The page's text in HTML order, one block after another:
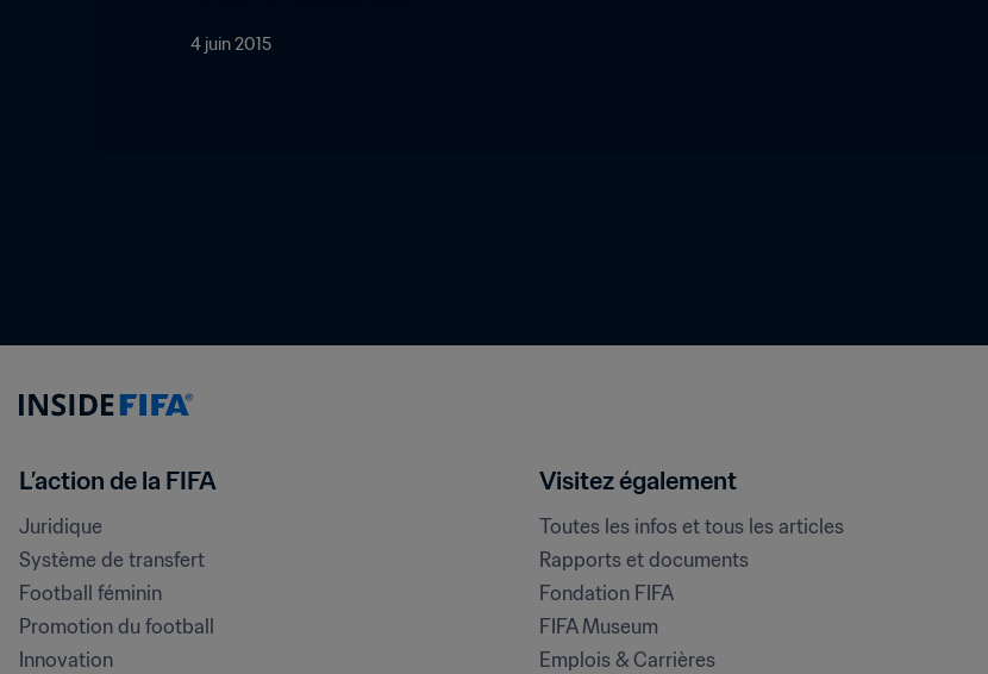
4 juin 2015
L’action de la FIFA
Juridique
Système de transfert
Football féminin
Promotion du football
Innovation
Visitez également
Toutes les infos et tous les articles
Rapports et documents
Fondation FIFA
FIFA Museum
Emplois & Carrières